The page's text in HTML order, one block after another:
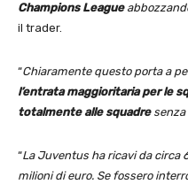
Champions League
il trader.
“Chiaramente questo porta a
l’entrata maggioritaria per le
totalmente alle squadresenza
“La Juventus ha ricavi da circa
milioni di euro. Se fossero